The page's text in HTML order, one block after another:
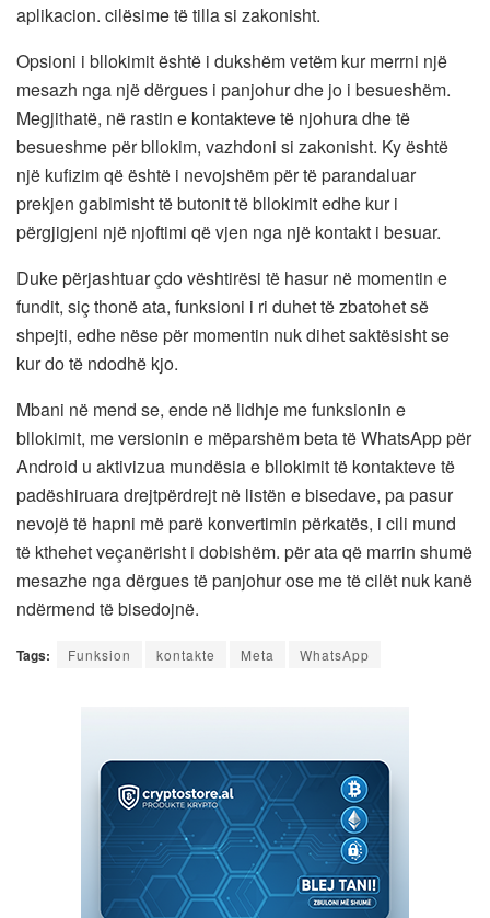
aplikacion. cilësime të tilla si zakonisht.
Opsioni i bllokimit është i dukshëm vetëm kur merrni një
mesazh nga një dërgues i panjohur dhe jo i besueshëm.
Megjithatë, në rastin e kontakteve të njohura dhe të
besueshme për bllokim, vazhdoni si zakonisht. Ky është
një kufizim që është i nevojshëm për të parandaluar
prekjen gabimisht të butonit të bllokimit edhe kur i
përgjigjeni një njoftimi që vjen nga një kontakt i besuar.
Duke përjashtuar çdo vështirësi të hasur në momentin e
fundit, siç thonë ata, funksioni i ri duhet të zbatohet së
shpejti, edhe nëse për momentin nuk dihet saktësisht se
kur do të ndodhë kjo.
Mbani në mend se, ende në lidhje me funksionin e
bllokimit, me versionin e mëparshëm beta të WhatsApp për
Android u aktivizua mundësia e bllokimit të kontakteve të
padëshiruara drejtpërdrejt në listën e bisedave, pa pasur
nevojë të hapni më parë konvertimin përkatës, i cili mund
të kthehet veçanërisht i dobishëm. për ata që marrin shumë
mesazhe nga dërgues të panjohur ose me të cilët nuk kanë
ndërmend të bisedojnë.
Tags: Funksion kontakte Meta WhatsApp